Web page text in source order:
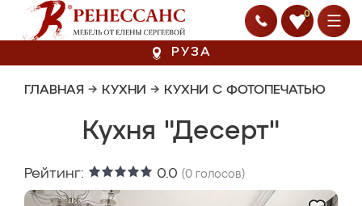
0
РУЗА
ГЛАВНАЯ → КУХНИ → КУХНИ С ФОТОПЕЧАТЬЮ
Кухня "Десерт"
Рейтинг: 0.0 (0 голосов)